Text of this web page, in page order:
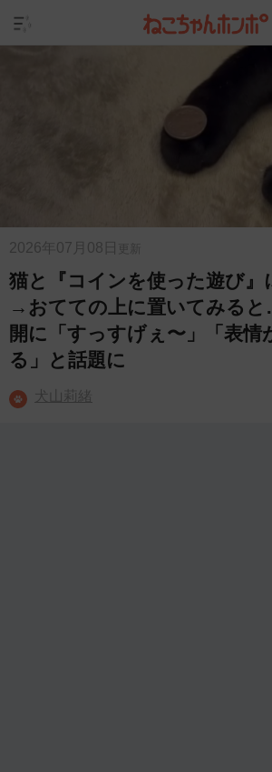
2026年07月08日 更新
猫と『コインを使った遊び』
→おてての上に置いてみる
開に「すっすげぇ〜」「表情
る」と話題に
犬山莉緒